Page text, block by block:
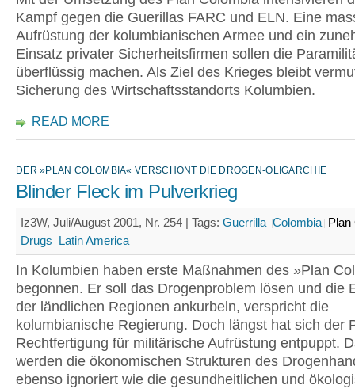
Kampf gegen die Guerillas FARC und ELN. Eine
Aufrüstung der kolumbianischen Armee und ein
Einsatz privater Sicherheitsfirmen sollen die
überflüssig machen. Als Ziel des Krieges bleibt
Sicherung des Wirtschaftsstandorts Kolumbien.
READ MORE
DER »PLAN COLOMBIA« VERSCHONT DIE DROGEN-OLIGARCHIE
Blinder Fleck im Pulverkrieg
Iz3W, Juli/August 2001, Nr. 254 | Tags: Guerrilla Colombia Plan
Drugs Latin America
In Kolumbien haben erste Maßnahmen des »Plan
begonnen. Er soll das Drogenproblem lösen und die
der ländlichen Regionen ankurbeln, verspricht die
kolumbianische Regierung. Doch längst hat sich der
Rechtfertigung für militärische Aufrüstung entpuppt.
werden die ökonomischen Strukturen des
ebenso ignoriert wie die gesundheitlichen und